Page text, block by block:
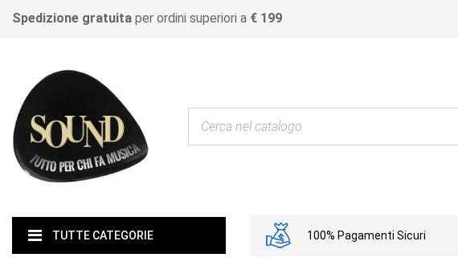
Spedizione gratuita per ordini superiori a € 199
TUTTE CATEGORIE 100% Pagamenti Sicuri